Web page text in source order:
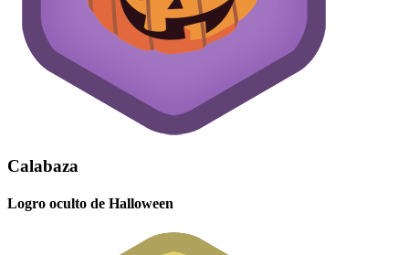
Calabaza
Logro oculto de Halloween